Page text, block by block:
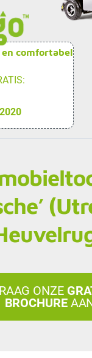
comfortabel
ONZE
BROCHURE